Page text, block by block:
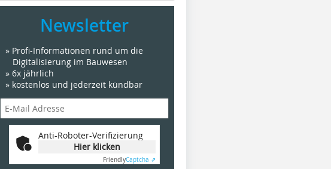
Newsletter
» Profi-Informationen rund um die
Digitalisierung im Bauwesen
» 6x jährlich
» kostenlos und jederzeit kündbar
Anti-Roboter-Verifizierung
Hier klicken
FriendlyCaptcha ⇗